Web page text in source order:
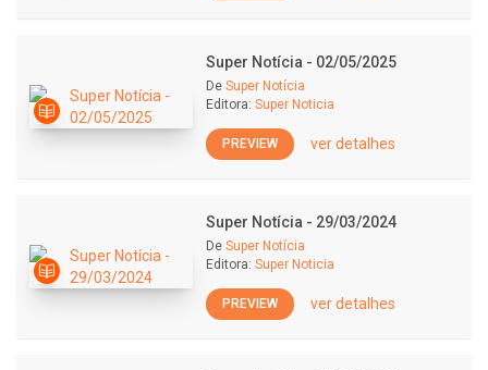
Super Notícia - 02/05/2025
De Super Notícia
Editora: Super Noticia
PREVIEW ver detalhes
Super Notícia - 29/03/2024
De Super Notícia
Editora: Super Noticia
PREVIEW ver detalhes